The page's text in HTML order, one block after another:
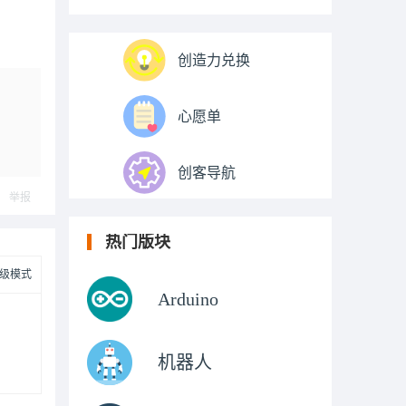
举报
模式
创造力兑换
心愿单
创客导航
热门版块
Arduino
机器人